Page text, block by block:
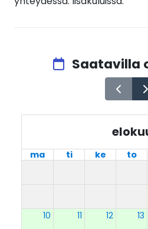
Saatavilla
ma ti ke to
10 11 12 13